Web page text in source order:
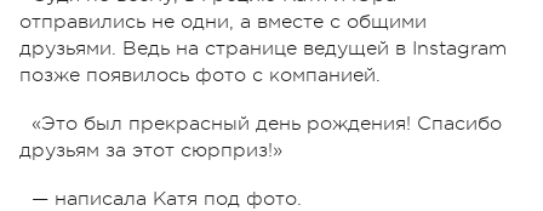
отправились не одни, а вместе с общими
друзьями. Ведь на странице ведущей в Instagram
позже появилось фото с компанией.
«Это был прекрасный день рождения! Спасибо
друзьям за этот сюрприз!»
— написала Катя под фото.